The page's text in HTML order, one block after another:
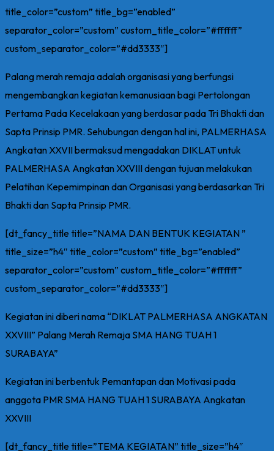
title_color=”custom” title_bg=”enabled”
separator_color=”custom” custom_title_color=”#ffffff”
custom_separator_color=”#dd3333″]
Palang merah remaja adalah organisasi yang berfungsi
mengembangkan kegiatan kemanusiaan bagi Pertolongan
Pertama Pada Kecelakaan yang berdasar pada Tri Bhakti dan
Sapta Prinsip PMR. Sehubungan dengan hal ini, PALMERHASA
Angkatan XXVII bermaksud mengadakan DIKLAT untuk
PALMERHASA Angkatan XXVIII dengan tujuan melakukan
Pelatihan Kepemimpinan dan Organisasi yang berdasarkan Tri
Bhakti dan Sapta Prinsip PMR.
[dt_fancy_title title=”NAMA DAN BENTUK KEGIATAN ”
title_size=”h4″ title_color=”custom” title_bg=”enabled”
separator_color=”custom” custom_title_color=”#ffffff”
custom_separator_color=”#dd3333″]
Kegiatan ini diberi nama “DIKLAT PALMERHASA ANGKATAN
XXVIII” Palang Merah Remaja SMA HANG TUAH 1
SURABAYA”
Kegiatan ini berbentuk Pemantapan dan Motivasi pada
anggota PMR SMA HANG TUAH 1 SURABAYA Angkatan
XXVIII
[dt_fancy_title title=”TEMA KEGIATAN” title_size=”h4″